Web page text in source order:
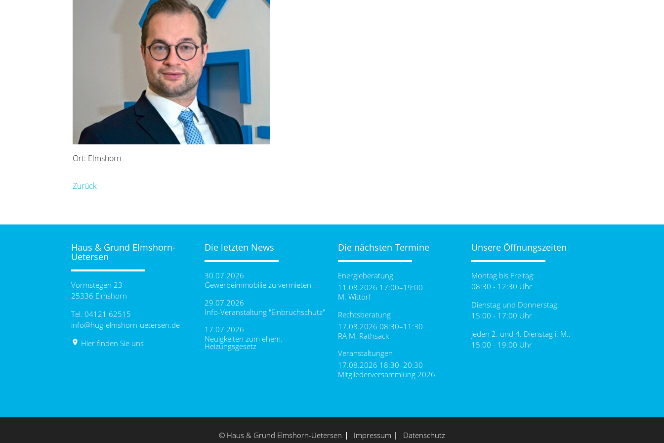
Ort: Elmshorn
Zurück
Haus & Grund Elmshorn-
Uetersen
Vormstegen 23
25336 Elmshorn
Tel. 04121 62515
info@hug-elmshorn-uetersen.de
place Hier finden Sie uns
Die letzten News
30.07.2026
Gewerbeimmobilie zu vermieten
29.07.2026
Info-Veranstaltung "Einbruchschutz"
17.07.2026
Neuigkeiten zum ehem.
Heizungsgesetz
Die nächsten Termine
Energieberatung
11.08.2026 17:00–19:00
M. Wittorf
Rechtsberatung
17.08.2026 08:30–11:30
RA M. Rathsack
Veranstaltungen
17.08.2026 18:30–20:30
Mitgliederversammlung 2026
Unsere Öffnungszeiten
Montag bis Freitag:
08:30 - 12:30 Uhr
Dienstag und Donnerstag:
15:00 - 17:00 Uhr
jeden 2. und 4. Dienstag i. M.:
15:00 - 19:00 Uhr
© Haus & Grund Elmshorn-Uetersen Impressum Datenschutz